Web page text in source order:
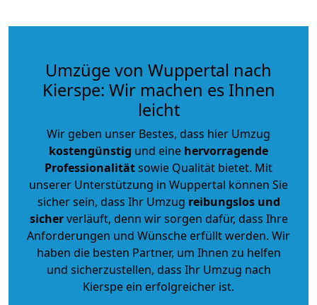
Umzüge von Wuppertal nach
Kierspe: Wir machen es Ihnen
leicht
Wir geben unser Bestes, dass hier Umzug
kostengünstig und eine hervorragende
Professionalitätsowie Qualität bietet. Mit
unserer Unterstützung in Wuppertal können Sie
sicher sein, dass Ihr Umzug reibungslos und
sicherverläuft, denn wir sorgen dafür, dass Ihre
Anforderungen und Wünsche erfüllt werden. Wir
haben die besten Partner, um Ihnen zu helfen
und sicherzustellen, dass Ihr Umzug nach
Kierspe ein erfolgreicher ist.